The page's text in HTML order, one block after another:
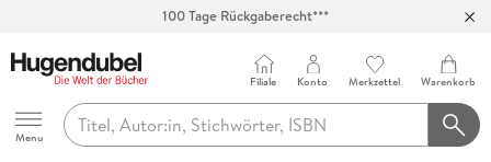
Hugendubel
Menu
Filiale Konto Merkzettel Warenkorb